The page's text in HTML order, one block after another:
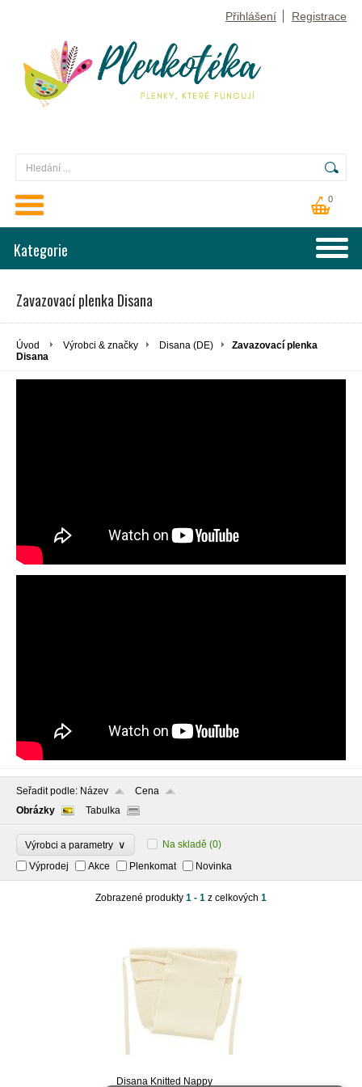
Přihlášení Registrace
0
Kategorie
Zavazovací plenka Disana
Úvod Výrobci & značky Disana (DE)
Zavazovací plenka
Disana
Seřadit podle: Název
Cena
Obrázky
Tabulka
Výrobci a parametry ∨ Na skladě (0)
Výprodej
Akce Plenkomat Novinka
Zobrazené produkty 1 - 1 z celkových 1
Disana Knitted Nappy